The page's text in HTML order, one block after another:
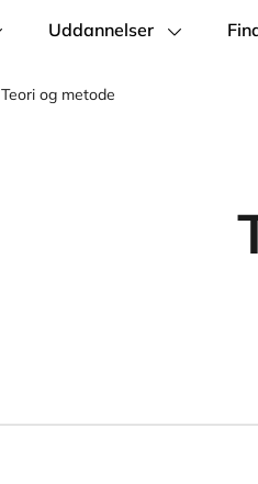
Uddannelser
Teori og metode